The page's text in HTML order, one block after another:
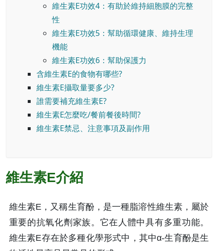
維生素E功效4：有助於維持細胞膜的完整
性
維生素E功效5：幫助循環健康、維持生理
機能
維生素E功效6：幫助保護力
含維生素E的食物有哪些?
維生素E攝取量要多少?
誰需要補充維生素E?
維生素E怎麼吃/餐前餐後時間?
維生素E禁忌、注意事項及副作用
維生素E介紹
維生素E，又稱生育酚，是一種脂溶性維生素，屬於
重要的抗氧化劑家族。它在人體中具有多重功能。
維生素E存在於多種化學形式中，其中α-生育酚是生